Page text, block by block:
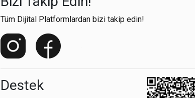
Tüm Dijital Platformlardan bizi takip edin!
Destek